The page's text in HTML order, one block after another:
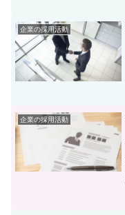
企業の採用活動
企業の採用活動